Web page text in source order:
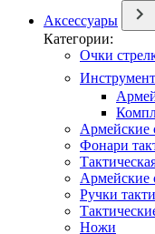
Аксессуары
Категории:
Очки
Армейские
Фонари
Армейские
Ручки
Ножи